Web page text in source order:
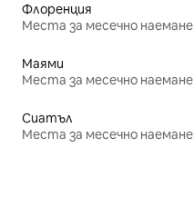
Флоренция
Места за месечно наемане
Маями
Места за месечно наемане
Сиатъл
Места за месечно наемане